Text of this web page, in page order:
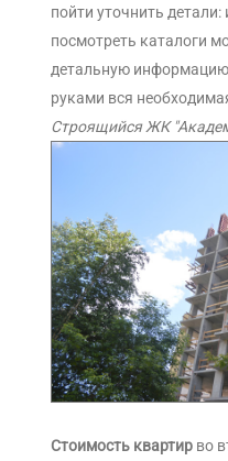
пойти уточнить детали:
посмотреть каталоги
детальную
руками вся
Строящийся ЖК
Стоимость квартир во